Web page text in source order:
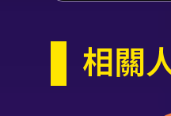
內容簡介
相關